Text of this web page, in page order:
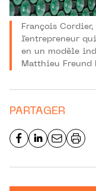
François
l'entrepreneur
en un modèle
Matthieu
PARTAGER